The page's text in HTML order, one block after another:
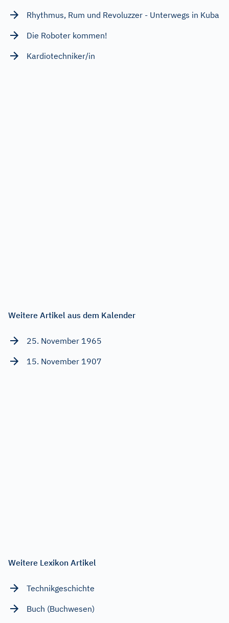
Rhythmus, Rum und Revoluzzer - Unterwegs in Kuba
Die Roboter kommen!
Kardiotechniker/in
Weitere Artikel aus dem Kalender
25. November 1965
15. November 1907
Weitere Lexikon Artikel
Technikgeschichte
Buch (Buchwesen)